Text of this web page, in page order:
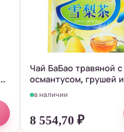
Чай БаБао травяной с
османтусом, грушей и
леденцом,...
в наличии
8 554,70 ₽